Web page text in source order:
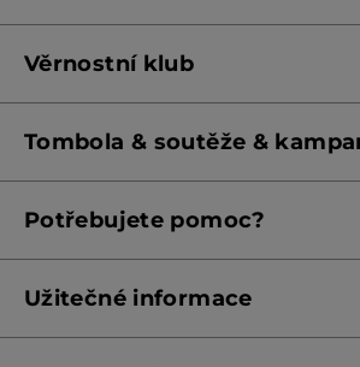
Franšízing
Věrnostní klub
Pravidla věrnostního klubu od 1. 6.
Tombola & soutěže &
Podmínky aktuálních nabídek
Potřebujete pomoc?
Užitečné informace